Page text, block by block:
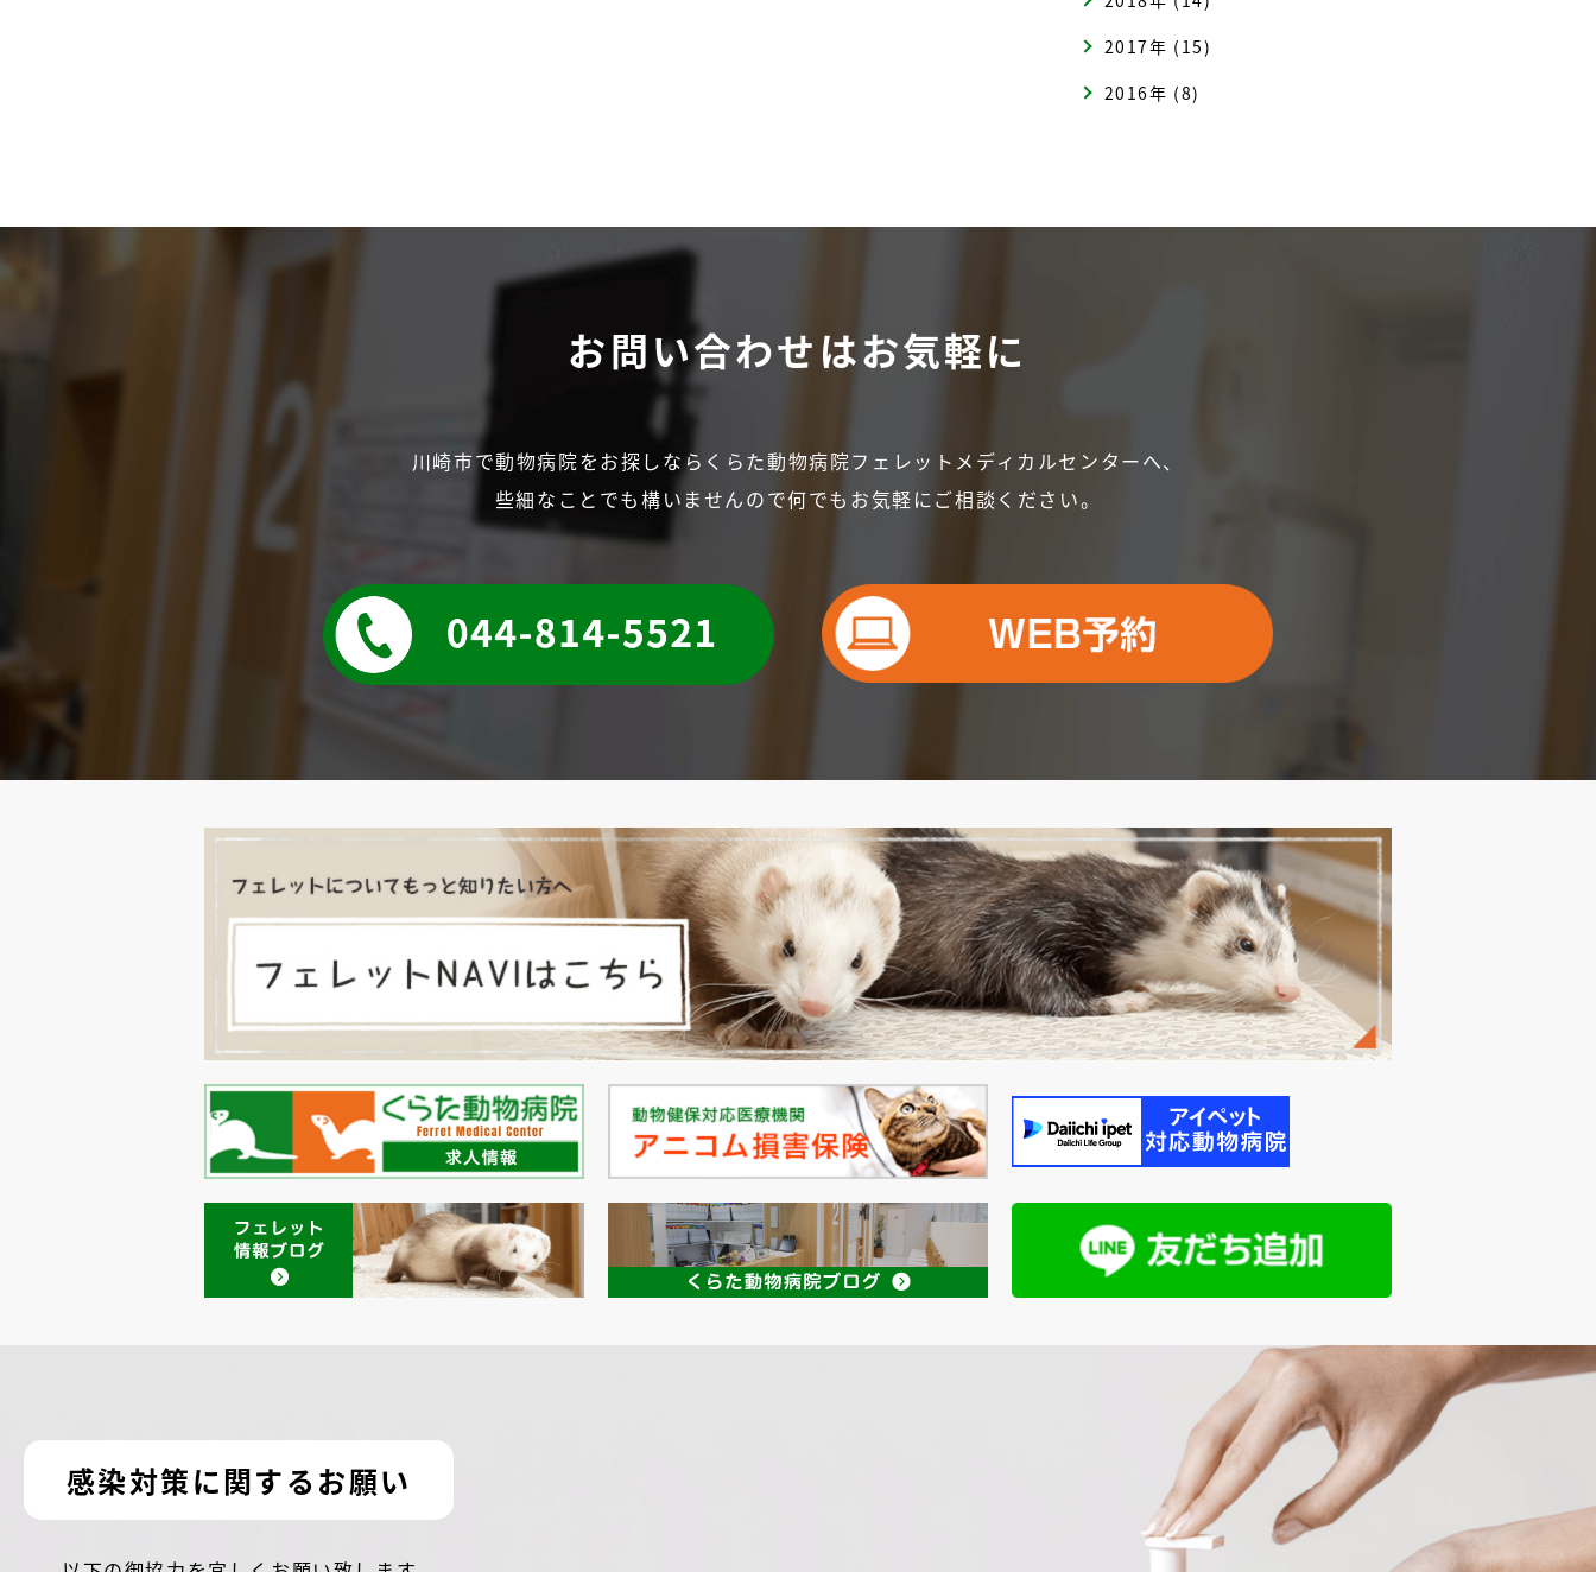
2017年 (15)
2016年 (8)
お問い合わせはお気軽に
川崎市で動物病院をお探しなら くらた動物病院フェレットメディカルセンターへ、
些細なことでも構いませんので何でもお気軽にご相談ください。
感染対策に関するお願い